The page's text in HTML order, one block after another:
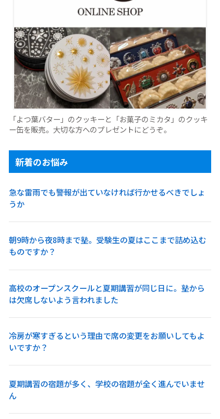
「よつ葉バター」のクッキーと「お菓子のミカタ」のクッキ
ー缶を販売。大切な方へのプレゼントにどうぞ。
新着のお悩み
急な雷雨でも警報が出ていなければ行かせるべきでしょ
うか
朝9時から夜8時まで塾。受験生の夏はここまで詰め込む
ものですか？
高校のオープンスクールと夏期講習が同じ日に。塾から
は欠席しないよう言われました
冷房が寒すぎるという理由で席の変更をお願いしてもよ
いですか？
夏期講習の宿題が多く、学校の宿題が全く進んでいませ
ん